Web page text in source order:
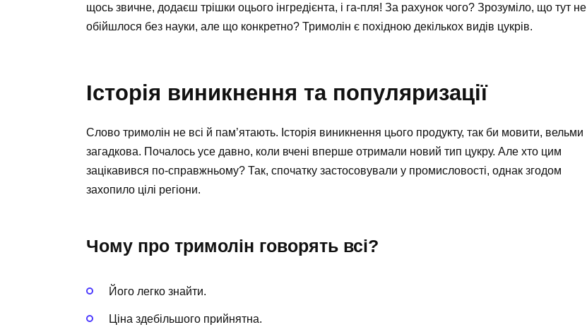
щось звичне, додаєш трішки оцього інгредієнта, і га-пля! За рахунок чого? Зрозуміло, що тут не
обійшлося без науки, але що конкретно? Тримолін є похідною декількох видів цукрів.
Історія виникнення та популяризації
Слово тримолін не всі й пам’ятають. Історія виникнення цього продукту, так би мовити, вельми
загадкова. Почалось усе давно, коли вчені вперше отримали новий тип цукру. Але хто цим
зацікавився по-справжньому? Так, спочатку застосовували у промисловості, однак згодом
захопило цілі регіони.
Чому про тримолін говорять всі?
Його легко знайти.
Ціна здебільшого прийнятна.